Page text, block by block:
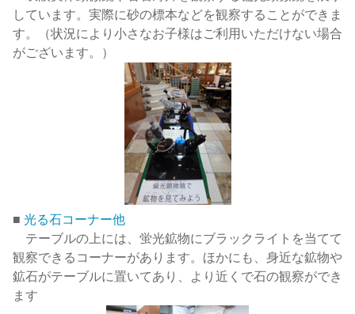
しています。実際に砂の標本などを観察することができま
す。（状況により小さなお子様はご利用いただけない場合
がございます。）
■ 光る石コーナー他
テーブルの上には、蛍光鉱物にブラックライトを当てて
観察できるコーナーがあります。ほかにも、身近な鉱物や
鉱石がテーブルに置いてあり、より近くで石の観察ができ
ます